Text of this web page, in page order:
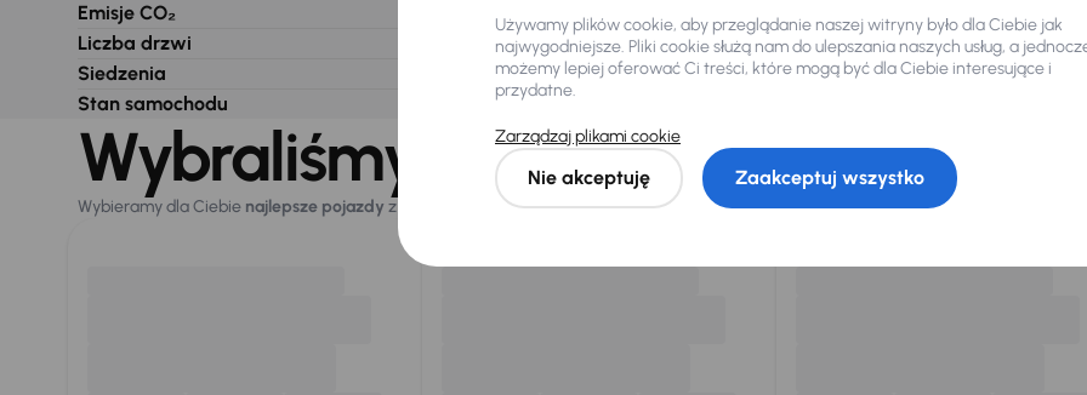
Emisje CO₂
Liczba drzwi
Siedzenia
Stan samochodu
Wybraliśmy dla Ciebie
Wybieramy dla Ciebie najlepsze pojazdy z naszej oferty. Kupimy dla Ciebiedo 400 pojazdówkażdego dnia.
Używamy plików cookie, aby przeglądanie naszej witryny było dla Ciebie jak
najwygodniejsze. Pliki cookie służą nam do ulepszania naszych usług, a
możemy lepiej oferować Ci treści, które mogą być dla Ciebie interesujące i
przydatne.
Zarządzaj plikami cookie
Nie akceptuję Zaakceptuj wszystko